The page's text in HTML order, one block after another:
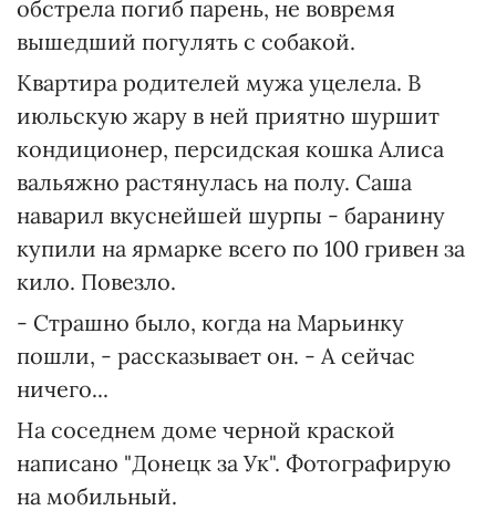
обстрела погиб парень, не вовремя
вышедший погулять с собакой.
Квартира родителей мужа уцелела. В
июльскую жару в ней приятно шуршит
кондиционер, персидская кошка Алиса
вальяжно растянулась на полу. Саша
наварил вкуснейшей шурпы - баранину
купили на ярмарке всего по 100 гривен за
кило. Повезло.
- Страшно было, когда на Марьинку
пошли, - рассказывает он. - А сейчас
ничего...
На соседнем доме черной краской
написано "Донецк за Ук". Фотографирую
на мобильный.